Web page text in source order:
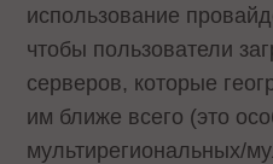
использование
чтобы пользователи
серверов, которые
им ближе всего (это
мультирегиональных/